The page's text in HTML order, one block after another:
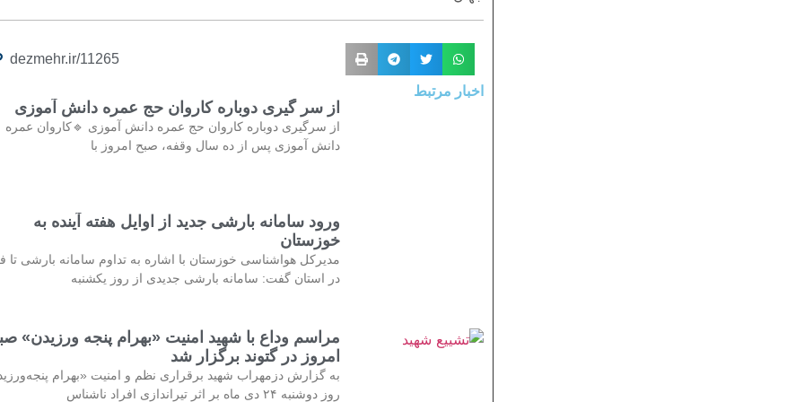
dezmehr.ir/11265
اخبار مرتبط
از سر گیری دوباره کاروان حج عمره دانش آموزی
از سرگیری دوباره کاروان حج عمره دانش آموزی 🔹کاروان عمره
دانش آموزی پس از ده سال وقفه، صبح امروز با
ورود سامانه بارشی جدید از اوایل هفته آینده به
خوزستان
مدیرکل هواشناسی خوزستان با اشاره به تداوم سامانه بارشی تا
در استان گفت: سامانه بارشی جدیدی از روز یکشنبه
مراسم وداع با شهید امنیت «بهرام پنجه ورزیدن»
امروز در گتوند برگزار شد
به گزارش دزمهراب شهید برقراری نظم و امنیت «بهرام
روز دوشنبه ۲۴ دی ماه بر اثر تیراندازی افراد ناشناس